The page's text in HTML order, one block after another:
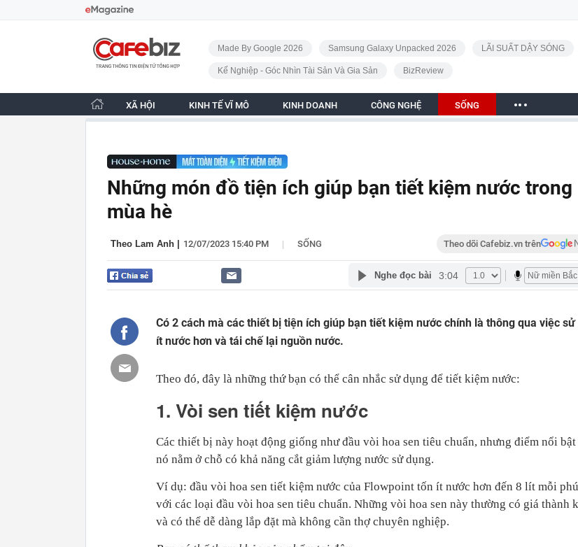
CafeBiz - Trang chủ
Made By Google 2026 Samsung Galaxy Unpacked 2026 LÃI SUẤT DẬY SÓNG
Kế Nghiệp - Góc Nhìn Tài Sản Và Gia Sản BizReview
XÃ HỘI KINH TẾ VĨ MÔ KINH DOANH CÔNG NGHỆ SỐNG
Những món đồ tiện ích giúp bạn tiết kiệm nước trong
mùa hè
Theo Lam Anh 12/07/2023 15:40 PM | SỐNG Theo dõi Cafebiz.vn trên
Nghe đọc bài 3:04
Có 2 cách mà các thiết bị tiện ích giúp bạn tiết kiệm nước chính là thông qua việc sử
ít nước hơn và tái chế lại nguồn nước.
Theo đó, đây là những thứ bạn có thể cân nhắc sử dụng để tiết kiệm nước:
1. Vòi sen tiết kiệm nước
Các thiết bị này hoạt động giống như đầu vòi hoa sen tiêu chuẩn, nhưng điểm nổi bật
nó nằm ở chỗ có khả năng cắt giảm lượng nước sử dụng.
Ví dụ: đầu vòi hoa sen tiết kiệm nước của Flowpoint tốn ít nước hơn đến 8 lít mỗi
với các loại đầu vòi hoa sen tiêu chuẩn. Những vòi hoa sen này thường có giá thành
và có thể dễ dàng lắp đặt mà không cần thợ chuyên nghiệp.